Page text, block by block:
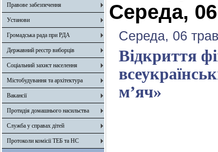
Правове забезпечення
Установи
Громадська рада при РДА
Державний реєстр виборців
Соціальний захист населення
Містобудування та архітектура
Вакансії
Протидія домашнього насильства
Служба у справах дітей
Протоколи комісії ТЕБ та НС
Середа,
Середа, 06
Відкриття
м’яч»